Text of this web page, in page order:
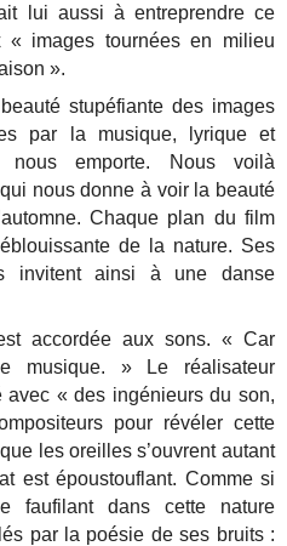
lui aussi à entreprendre ce
« images tournées en milieu
».
stupéfiante des images
par la musique, lyrique et
emporte. Nous voilà
nous donne à voir la beauté
Chaque plan du film
de la nature. Ses
invitent ainsi à une danse
accordée aux sons. « Car
musique. » Le réalisateur
« des ingénieurs du son,
pour révéler cette
les oreilles s’ouvrent autant
est époustouflant. Comme si
faufilant dans cette nature
par la poésie de ses bruits :